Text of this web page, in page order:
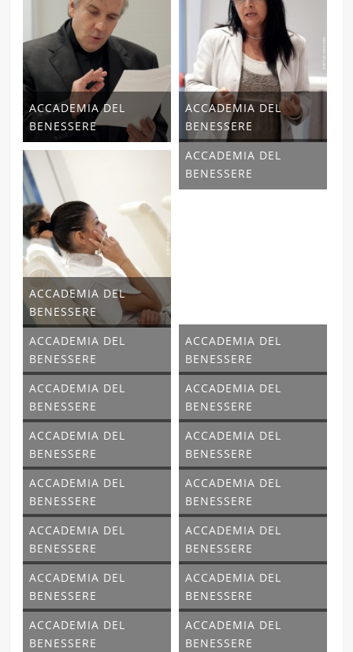
ACCADEMIA DEL
BENESSERE
ACCADEMIA DEL
BENESSERE
ACCADEMIA DEL
BENESSERE
ACCADEMIA DEL
BENESSERE
ACCADEMIA DEL
BENESSERE
ACCADEMIA DEL
BENESSERE
ACCADEMIA DEL
BENESSERE
ACCADEMIA DEL
BENESSERE
ACCADEMIA DEL
BENESSERE
ACCADEMIA DEL
BENESSERE
ACCADEMIA DEL
BENESSERE
ACCADEMIA DEL
BENESSERE
ACCADEMIA DEL
BENESSERE
ACCADEMIA DEL
BENESSERE
ACCADEMIA DEL
BENESSERE
ACCADEMIA DEL
BENESSERE
ACCADEMIA DEL
BENESSERE
ACCADEMIA DEL
BENESSERE